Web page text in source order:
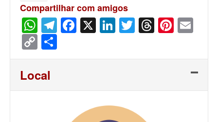
Compartilhar com amigos
WhatsApp
Telegram
Facebook
X LinkedIn
Twitter
Threads
Copy
Link
Local